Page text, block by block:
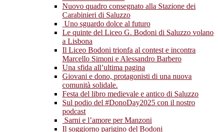
Nuovo quadro consegnato alla Stazione dei
Carabinieri di Saluzzo
Uno sguardo dolce al futuro
Le quinte del Liceo G. Bodoni di Saluzzo volano
a Lisbona
Il Liceo Bodoni trionfa al contest e incontra
Marcello Simoni e Alessandro Barbero
Una sfida all’ultima pagina
Giovani e dono, protagonisti di una nuova
comunità solidale.
Festa del libro medievale e antico di Saluzzo
Sul podio del #DonoDay2025 con il nostro
podcast
Sarni e l’amore per Manzoni
Il soggiorno parigino del Bodoni